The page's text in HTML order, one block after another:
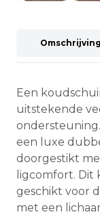
Omschrijving
Een
uitstekende
een luxe
doorgestikt
ligcomfort. Dit
geschikt voor
met een